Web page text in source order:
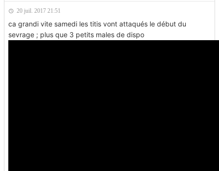
20 juil. 2017 21:51
ca grandi vite samedi les titis vont attaqués le début du
sevrage ; plus que 3 petits males de dispo